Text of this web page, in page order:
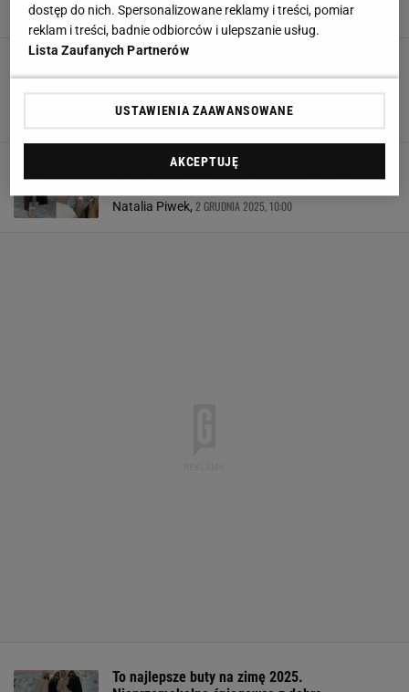
Klaudia Kierzkowska,4 GRUDNIA 2025, 12:30
W porządnych śniegowcach od 4F stoisz twardo
jak skała, nawet na trudnym terenie. To obuwie
do zadań specjalnych.
Kaja Kuskowska,3 GRUDNIA 2025, 15:50
Stylistki zdradzają sekret ciepła na zimę.
Ocieplane welurowe śniegowce robią furorę
Natalia Piwek, 2 GRUDNIA 2025, 10:00
To najlepsze buty na zimę 2025.
dostęp do nich. Spersonalizowane reklamy i treści, pomiar
reklam i treści, badnie odbiorców i ulepszanie usług.
Lista Zaufanych Partnerów
USTAWIENIA ZAAWANSOWANE
AKCEPTUJĘ